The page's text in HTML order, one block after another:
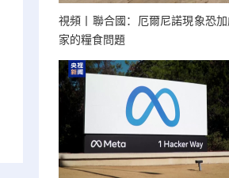
視頻丨聯合國：厄爾尼諾現象恐
家的糧食問題